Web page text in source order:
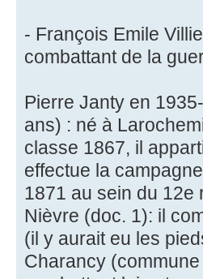
- François Emile
combattant de la
Pierre Janty en
ans) : né à
classe 1867, il
effectue la
1871 au sein du 12e
Nièvre (doc. 1): il
(il y aurait eu les
Charancy